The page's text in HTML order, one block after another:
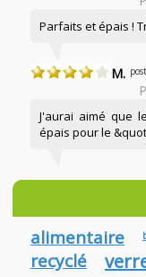
Parfaits et épais !
M.
J'aurai aimé que
épais pour le
alimentaire
recyclé